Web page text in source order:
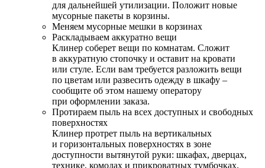
для дальнейшей утилизации. Положит новые
мусорные пакеты в корзины.
Меняем мусорные мешки в корзинах
Раскладываем аккуратно вещи
Клинер соберет вещи по комнатам. Сложит
в аккуратную стопочку и оставит на кровати
или стуле. Если вам требуется разложить вещи
по цветам или развесить одежду в шкафу –
сообщите об этом нашему оператору
при оформлении заказа.
Протираем пыль на всех доступных и свободных
поверхностях
Клинер протрет пыль на вертикальных
и горизонтальных поверхностях в зоне
доступности вытянутой руки: шкафах, дверцах,
технике, комодах и прикроватных тумбочках.